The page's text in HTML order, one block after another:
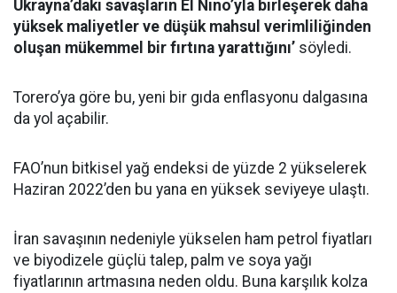
Ukrayna’daki savaşların El Nino’yla birleşerek daha
yüksek maliyetler ve düşük mahsul verimliliğinden
oluşan mükemmel bir fırtına yarattığını’ söyledi.
Torero’ya göre bu, yeni bir gıda enflasyonu dalgasına
da yol açabilir.
FAO’nun bitkisel yağ endeksi de yüzde 2 yükselerek
Haziran 2022’den bu yana en yüksek seviyeye ulaştı.
İran savaşının nedeniyle yükselen ham petrol fiyatları
ve biyodizele güçlü talep, palm ve soya yağı
fiyatlarının artmasına neden oldu. Buna karşılık kolza